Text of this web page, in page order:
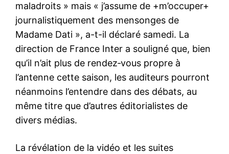
maladroits » mais « j’assume de +m’occuper+
journalistiquement des mensonges de
Madame Dati », a-t-il déclaré samedi. La
direction de France Inter a souligné que, bien
qu’il n’ait plus de rendez‑vous propre à
l’antenne cette saison, les auditeurs pourront
néanmoins l’entendre dans des débats, au
même titre que d’autres éditorialistes de
divers médias.
La révélation de la vidéo et les suites